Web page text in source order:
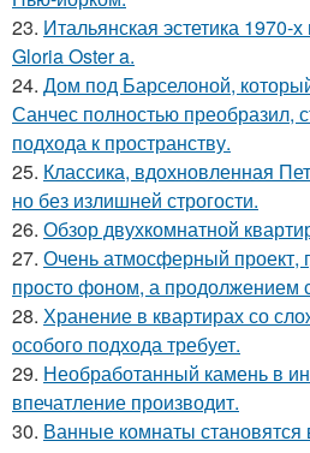
23. Итальянская эстетика 1970-
Gloria Oster a.
24. Дом под Барселоной,
Санчес полностью преобразил,
подхода к пространству.
25. Классика, вдохновленная
но без излишней строгости.
26. Обзор двухкомнатной
27. Очень атмосферный проект,
просто фоном, а продолжением
28. Хранение в квартирах со
особого подхода требует.
29. Необработанный камень в
впечатление производит.
30. Ванные комнаты